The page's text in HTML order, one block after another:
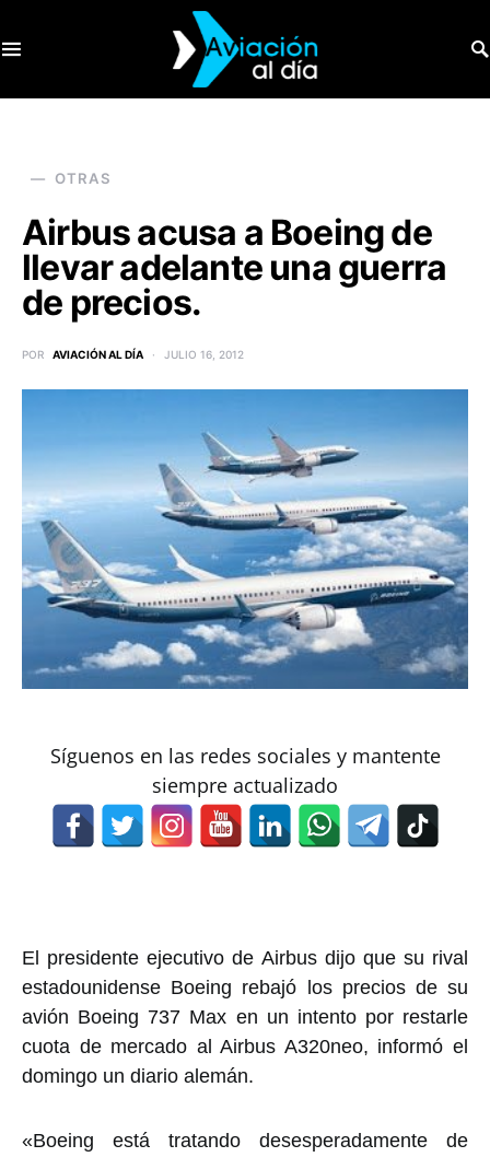
OTRAS
Airbus acusa a Boeing de
llevar adelante una guerra
de precios.
POR AVIACIÓN AL DÍA JULIO 16, 2012
Síguenos en las redes sociales y mantente
siempre actualizado
El presidente ejecutivo de Airbus dijo que su rival
estadounidense Boeing rebajó los precios de su
avión Boeing 737 Max en un intento por restarle
cuota de mercado al Airbus A320neo, informó el
domingo un diario alemán.
«Boeing está tratando desesperadamente de